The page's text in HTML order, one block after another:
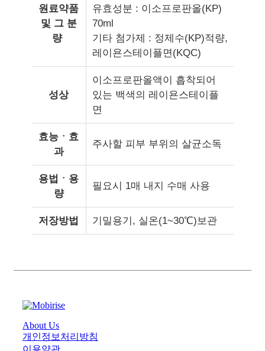
원료약품
및 그 분
량
유효성분 : 이소프로판올(KP)
70ml
기타 첨가제 : 정제수(KP)적량,
레이욘스테이플면(KQC)
성상
이소프로판올액이 흡착되어
있는 백색의 레이욘스테이플
면
효능ㆍ효
과
주사할 피부 부위의 살균소독
용법ㆍ용
량
필요시 1매 내지 수매 사용
저장방법 기밀용기, 실온(1~30℃)보관
About Us
개인정보처리방침
이용약관